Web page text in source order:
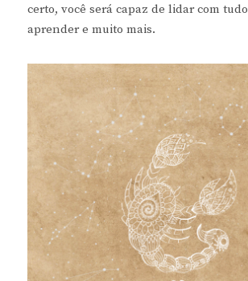
certo, você será capaz de lidar com
aprender e muito mais.